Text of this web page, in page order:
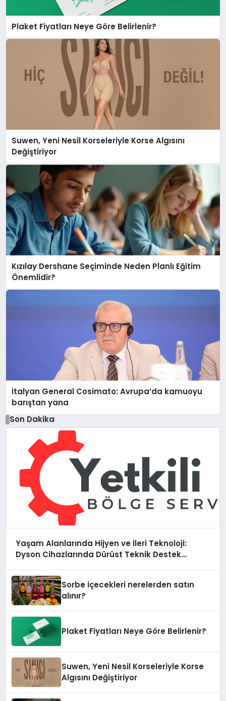
Plaket Fiyatları Neye Göre Belirlenir?
Suwen, Yeni Nesil Korseleriyle Korse Algısını
Değiştiriyor
Kızılay Dershane Seçiminde Neden Planlı Eğitim
Önemlidir?
İtalyan General Cosimato: Avrupa’da kamuoyu
barıştan yana
Son Dakika
Yaşam Alanlarında Hijyen ve İleri Teknoloji:
Dyson Cihazlarında Dürüst Teknik Destek
Sorbe içecekleri nerelerden satın
alınır?
Plaket Fiyatları Neye Göre Belirlenir?
Suwen, Yeni Nesil Korseleriyle Korse
Algısını Değiştiriyor